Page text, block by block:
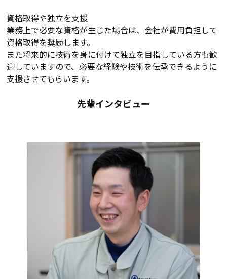
資格取得や独立を支援
業務上で必要な資格が生じた場合は、会社が費用負担して
資格取得を奨励します。
また将来的に技術を身に付けて独立を目指している方も歓
迎していますので、必要な経験や技術を伝承できるように
支援させてもらいます。
先輩インタビュー